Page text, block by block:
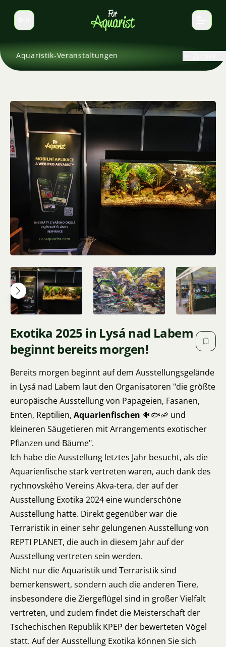
Sprache wechseln
Aquaristik-Veranstaltungen
Exotika 2025 in Lysá nad Labem
beginnt bereits morgen!
Bereits morgen beginnt auf dem Ausstellungsgelände
in Lysá nad Labem laut den Organisatoren "die größte
europäische Ausstellung von Papageien, Fasanen,
Enten, Reptilien, Aquarienfischen 🐠🐟🦐 und
kleineren Säugetieren mit Arrangements exotischer
Pflanzen und Bäume".
Ich habe die Ausstellung letztes Jahr besucht, als die
Aquarienfische stark vertreten waren, auch dank des
rychnovského Vereins Akva-tera, der auf der
Ausstellung Exotika 2024 eine wunderschöne
Ausstellung hatte. Direkt gegenüber war die
Terraristik in einer sehr gelungenen Ausstellung von
REPTI PLANET, die auch in diesem Jahr auf der
Ausstellung vertreten sein werden.
Nicht nur die Aquaristik und Terraristik sind
bemerkenswert, sondern auch die anderen Tiere,
insbesondere die Ziergeflügel sind in großer Vielfalt
vertreten, und zudem findet die Meisterschaft der
Tschechischen Republik KPEP der bewerteten Vögel
statt. Auf der Ausstellung Exotika können Sie sich